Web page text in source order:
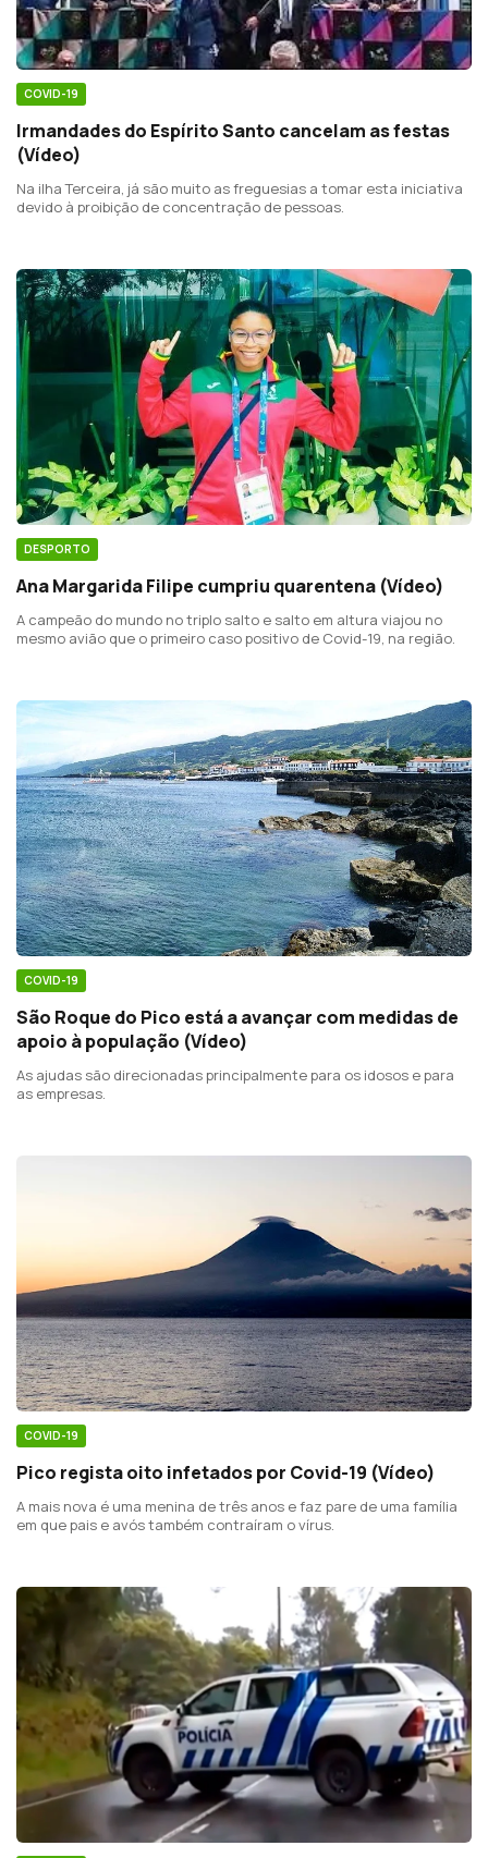
COVID-19
Irmandades do Espírito Santo cancelam as festas
(Vídeo)
Na ilha Terceira, já são muito as freguesias a tomar esta iniciativa
devido à proibição de concentração de pessoas.
DESPORTO
Ana Margarida Filipe cumpriu quarentena (Vídeo)
A campeão do mundo no triplo salto e salto em altura viajou no
mesmo avião que o primeiro caso positivo de Covid-19, na região.
COVID-19
São Roque do Pico está a avançar com medidas de
apoio à população (Vídeo)
As ajudas são direcionadas principalmente para os idosos e para
as empresas.
COVID-19
Pico regista oito infetados por Covid-19 (Vídeo)
A mais nova é uma menina de três anos e faz pare de uma família
em que pais e avós também contraíram o vírus.